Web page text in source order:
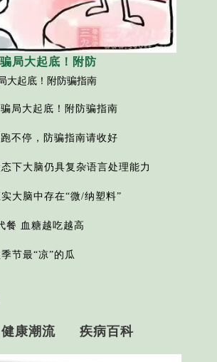
局大起底！附防
大起底！附防骗指南
局大起底！附防骗指南
不停，防骗指南请收好
下大脑仍具复杂语言处理能力
大脑中存在“微/纳塑料”
餐 血糖越吃越高
节最“凉”的瓜
健康潮流 疾病百科